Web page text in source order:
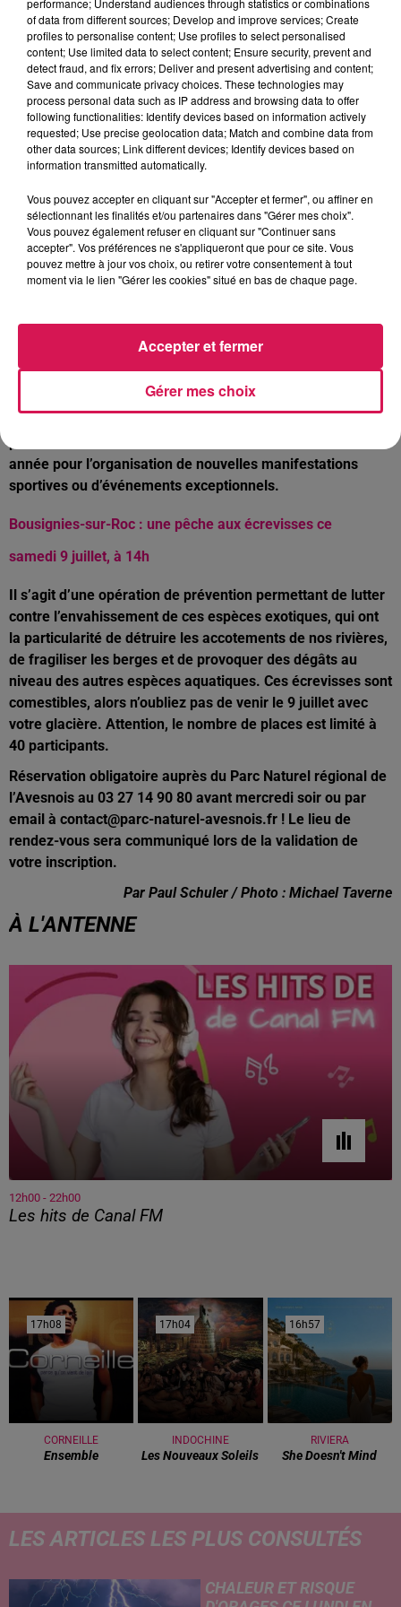
rappelle que ce dernier avait été recouvert il y a une
dizaine de jours par des inscriptions à caractère
homophobes...
Louvroil : la fin des travaux de réfection des berges du lac
du paradis
Un enrochement a été effectué suite à l’érosion des
préservant la tranquillité des animaux, un nouvel éclairage
Led sera installé prochainement. Ça sera réalisé avec
l’opération « Paradis en fête », qui aura lieu le week-end
des 16 et 17 juillet, avec au programme de l’accrobranche,
la possibilité de traverser l’étang en tyrolienne et un grand
Hautmont : plus de 570 000 € de subventions en faveur des
année pour l’organisation de nouvelles manifestations
sportives ou d’événements exceptionnels.
Bousignies-sur-Roc : une pêche aux écrevisses ce
samedi 9 juillet, à 14h
Il s’agit d’une opération de prévention permettant de lutter
contre l’envahissement de ces espèces exotiques, qui ont
la particularité de détruire les accotements de nos rivières,
de fragiliser les berges et de provoquer des dégâts au
niveau des autres espèces aquatiques. Ces écrevisses sont
comestibles, alors n’oubliez pas de venir le 9 juillet avec
votre glacière. Attention, le nombre de places est limité à
40 participants.
Réservation obligatoire auprès du Parc Naturel régional de
l’Avesnois au 03 27 14 90 80 avant mercredi soir ou par
email à contact@parc-naturel-avesnois.fr ! Le lieu de
rendez-vous sera communiqué lors de la validation de
votre inscription.
Par Paul Schuler / Photo : Michael Taverne
À L'ANTENNE
12h00 - 22h00
Les hits de Canal FM
17h08
17h08
CORNEILLE
Ensemble
17h04
17h04
INDOCHINE
Les Nouveaux Soleils
16h57
16h57
RIVIERA
She Doesn't Mind
LES ARTICLES LES PLUS CONSULTÉS
CHALEUR ET RISQUE
of data from different sources; Develop and improve services; Create
profiles to personalise content; Use profiles to select personalised
content; Use limited data to select content; Ensure security, prevent and
detect fraud, and fix errors; Deliver and present advertising and content;
Save and communicate privacy choices. These technologies may
process personal data such as IP address and browsing data to offer
following functionalities: Identify devices based on information actively
requested; Use precise geolocation data; Match and combine data from
other data sources; Link different devices; Identify devices based on
information transmitted automatically.
Vous pouvez accepter en cliquant sur "Accepter et fermer", ou affiner en
sélectionnant les finalités et/ou partenaires dans "Gérer mes choix".
Vous pouvez également refuser en cliquant sur "Continuer sans
accepter". Vos préférences ne s'appliqueront que pour ce site. Vous
pouvez mettre à jour vos choix, ou retirer votre consentement à tout
moment via le lien "Gérer les cookies" situé en bas de chaque page.
Gérer mes choix
Accepter et fermer